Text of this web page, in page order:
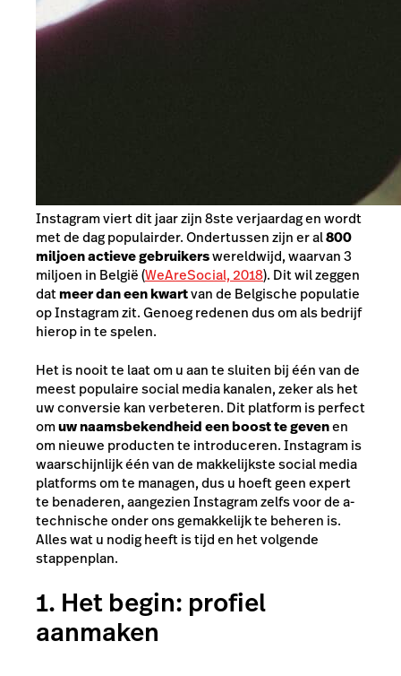
Instagram viert dit jaar zijn 8ste verjaardag en wordt
met de dag populairder. Ondertussen zijn er al800
miljoen actieve gebruikerswereldwijd, waarvan 3
miljoen in België (WeAreSocial, 2018). Dit wil zeggen
datmeer dan een kwartvan de Belgische populatie
op Instagram zit. Genoeg redenen dus om als bedrijf
hierop in te spelen.
Het is nooit te laat om u aan te sluiten bij één van de
meest populaire social media kanalen, zeker als het
uw conversie kan verbeteren. Dit platform is perfect
omuw naamsbekendheid een boost te gevenen
om nieuwe producten te introduceren. Instagram is
waarschijnlijk één van de makkelijkste social media
platforms om te managen, dus u hoeft geen expert
te benaderen, aangezien Instagram zelfs voor de a-
technische onder ons gemakkelijk te beheren is.
Alles wat u nodig heeft is tijd en het volgende
stappenplan.
1. Het begin: profiel
aanmaken